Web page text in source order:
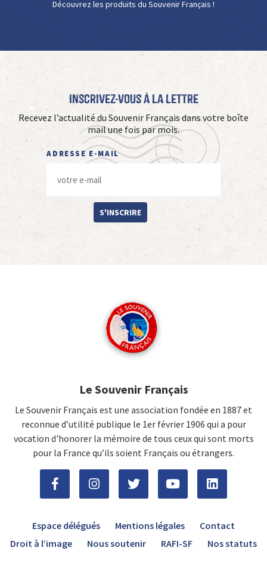
Découvrez les produits du Souvenir Français !
Inscrivez-vous à La Lettre
Recevez l’actualité du Souvenir Français dans votre boîte
mail une fois par mois.
ADRESSE E-MAIL
S'INSCRIRE
Le Souvenir Français
Le Souvenir Français est une association fondée en 1887 et
reconnue d’utilité publique le 1er février 1906 qui a pour
vocation d'honorer la mémoire de tous ceux qui sont morts
pour la France qu’ils soient Français ou étrangers.
Espace délégués Mentions légales
Contact
Droit à l’image
Nous soutenir RAFI-SF Nos statuts